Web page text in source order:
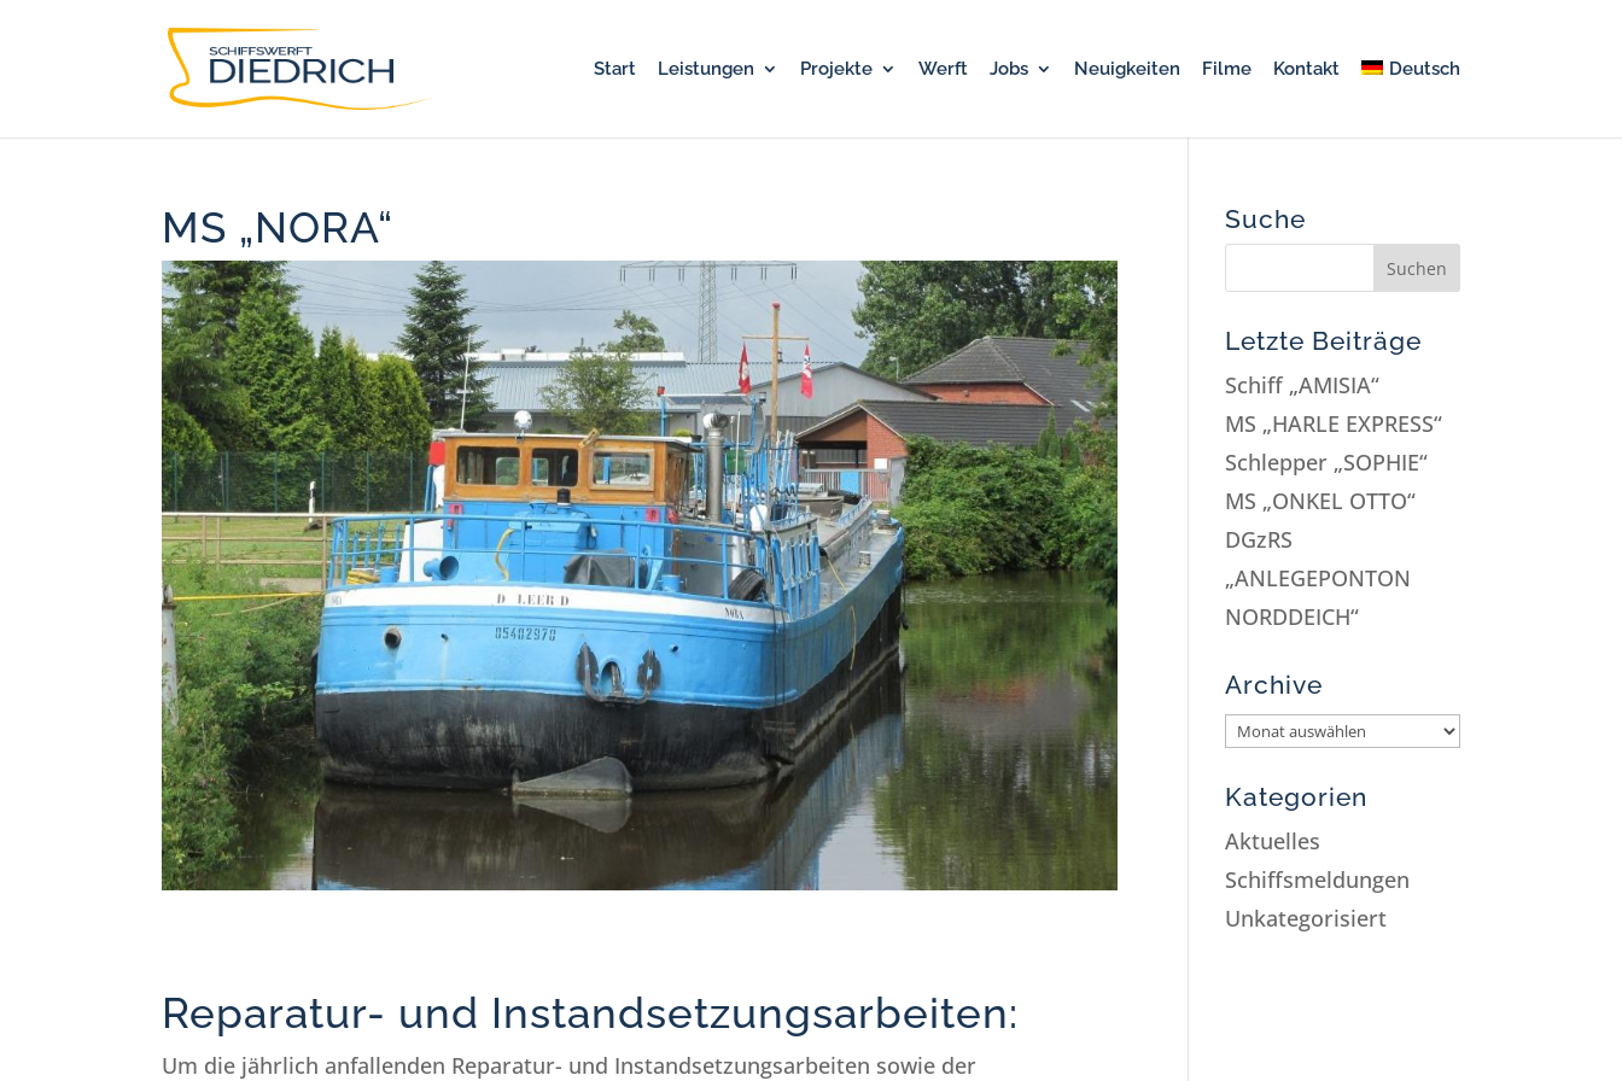
Start Leistungen Projekte Werft Jobs Neuigkeiten Filme Kontakt Deutsch
MS „NORA“
Reparatur- und Instandsetzungsarbeiten:
Um die jährlich anfallenden Reparatur- und Instandsetzungsarbeiten sowie der
Suche
Letzte Beiträge
Schiff „AMISIA“
MS „HARLE EXPRESS“
Schlepper „SOPHIE“
MS „ONKEL OTTO“
DGzRS
„ANLEGEPONTON
NORDDEICH“
Archive
Kategorien
Aktuelles
Schiffsmeldungen
Unkategorisiert